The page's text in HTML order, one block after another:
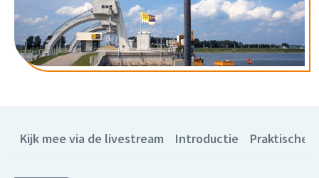
Kijk mee via de livestream Introductie Praktische